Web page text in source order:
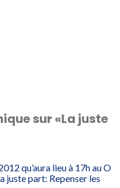
sur «La juste
qu’aura lieu à 17h au O
juste part: Repenser les